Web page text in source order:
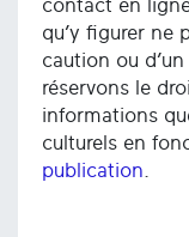
contact en
qu’y figurer ne
caution ou
réservons le
informations
culturels en
publication